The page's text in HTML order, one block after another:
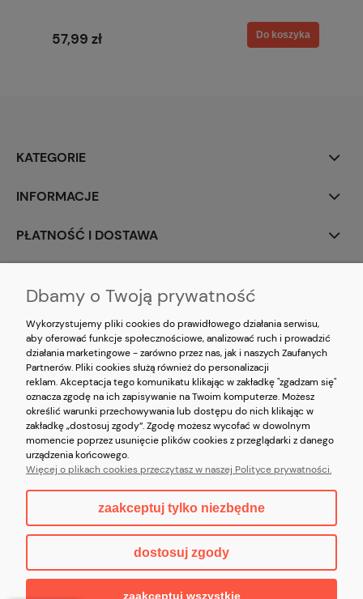
57,99 zł Do koszyka
KATEGORIE
INFORMACJE
PŁATNOŚĆ I DOSTAWA
Korzystanie z witryny oznacza zgodę na
akceptację Polityki prywatnościorazRegulaminuserwisukristorebki.pl
Dbamy o Twoją prywatność
Wykorzystujemy pliki cookies do prawidłowego działania serwisu,
aby oferować funkcje społecznościowe, analizować ruch i prowadzić
działania marketingowe - zarówno przez nas, jak i naszych Zaufanych
Partnerów. Pliki cookies służą również do personalizacji
reklam. Akceptacja tego komunikatu klikając w zakładkę "zgadzam się"
oznacza zgodę na ich zapisywanie na Twoim komputerze. Możesz
określić warunki przechowywania lub dostępu do nich klikając w
zakładkę „dostosuj zgody”. Zgodę możesz wycofać w dowolnym
momencie poprzez usunięcie plików cookies z przeglądarki z danego
urządzenia końcowego.
Więcej o plikach cookies przeczytasz w naszej Polityce prywatności.
zaakceptuj tylko niezbędne
dostosuj zgody
zaakceptuj wszystkie